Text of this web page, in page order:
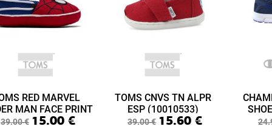
RED MARVEL
MAN FACE PRINT
LIME LAYETTE
39.00€ 15.00 €
TOMS CNVS TN ALPR
ESP (10010533)
39.00€ 15.60 €